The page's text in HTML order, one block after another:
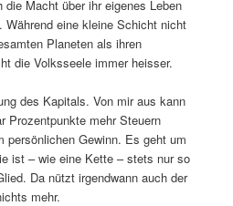
die Macht über ihr eigenes Leben
eine kleine Schicht nicht
Planeten als ihren
die Volksseele immer heisser.
des Kapitals. Von mir aus kann
Prozentpunkte mehr Steuern
persönlichen Gewinn. Es geht um
ist – wie eine Kette – stets nur so
Da nützt irgendwann auch der
mehr.